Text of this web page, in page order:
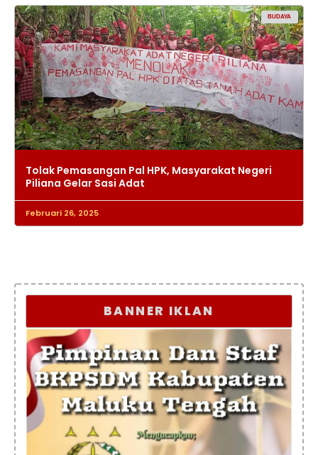
BUDAYA
Tolak Pemasangan Pal HPK, Masyarakat Negeri
Piliana Gelar Sasi Adat
Februari 26, 2025
BANNER IKLAN